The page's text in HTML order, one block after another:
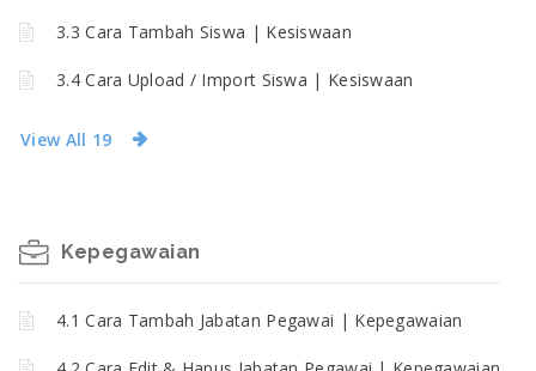
3.3 Cara Tambah Siswa | Kesiswaan
3.4 Cara Upload / Import Siswa | Kesiswaan
View All 19
Kepegawaian
4.1 Cara Tambah Jabatan Pegawai | Kepegawaian